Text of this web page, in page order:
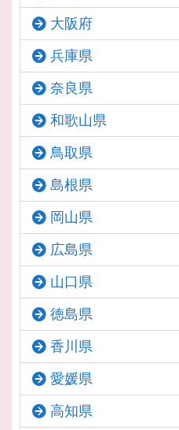
大阪府
兵庫県
奈良県
和歌山県
鳥取県
島根県
岡山県
広島県
山口県
徳島県
香川県
愛媛県
高知県